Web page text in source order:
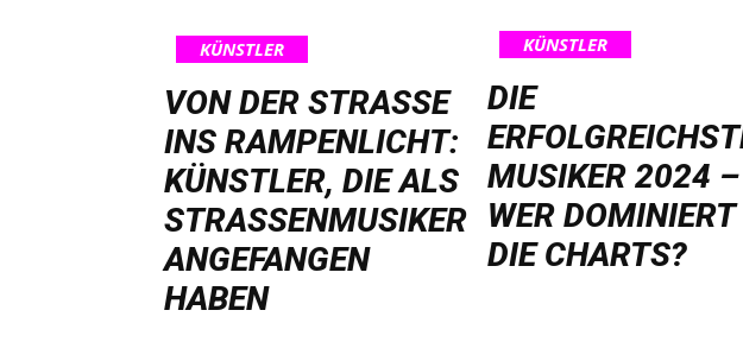
KÜNSTLER
VON DER STRASSE I
NS RAMPENLICHT: K
ÜNSTLER, DIE ALS S
TRASSENMUSIKER AN
GEFANGEN HA
BEN
KÜNSTLER
DIE
MUSIKER 2024 –
WER DOMINIERT
DIE CHARTS?